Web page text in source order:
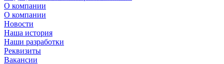
О компании
О компании
Новости
Наша история
Наши разработки
Реквизиты
Вакансии